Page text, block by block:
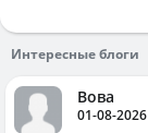
Интересные блоги
Вова
01-08-2026